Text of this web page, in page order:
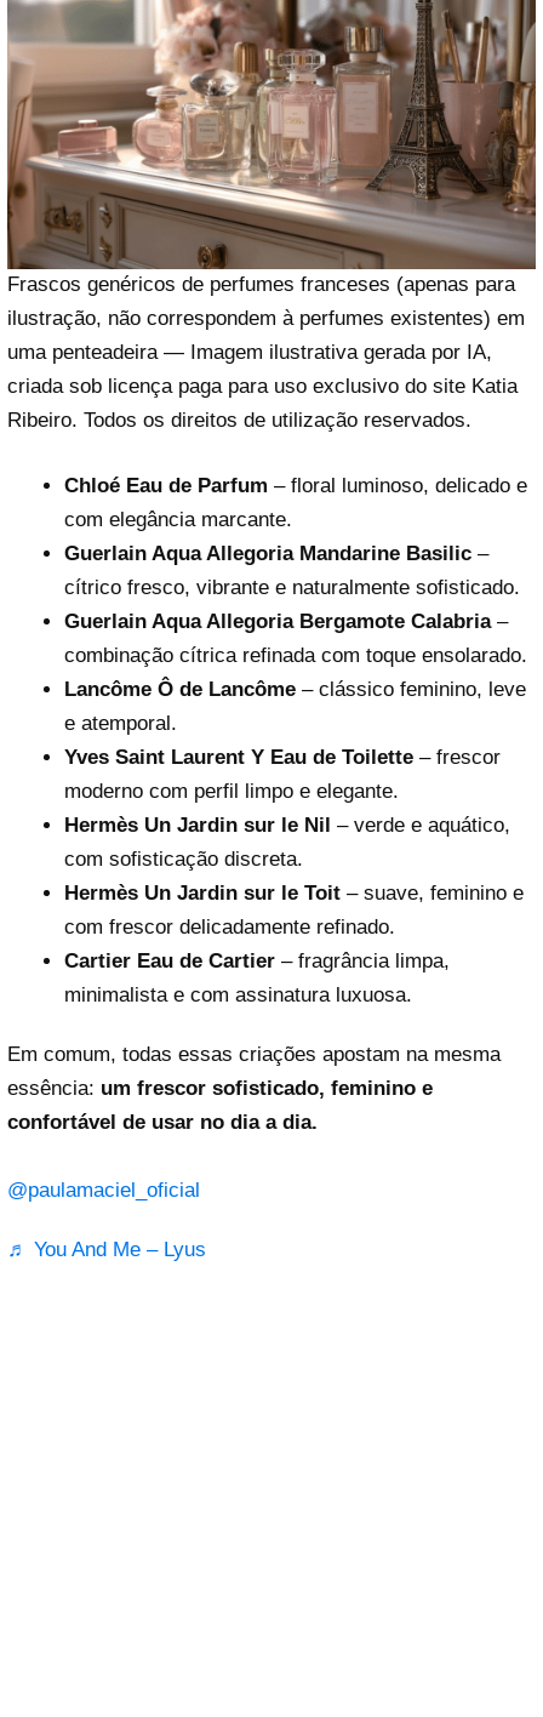
Reproduzir vídeo
Frascos genéricos de perfumes franceses (apenas para
ilustração, não correspondem à perfumes existentes) em
uma penteadeira — Imagem ilustrativa gerada por IA,
criada sob licença paga para uso exclusivo do site Katia
Ribeiro. Todos os direitos de utilização reservados.
Chloé Eau de Parfum – floral luminoso, delicado e
com elegância marcante.
Guerlain Aqua Allegoria Mandarine Basilic–
cítrico fresco, vibrante e naturalmente sofisticado.
Guerlain Aqua Allegoria Bergamote Calabria–
combinação cítrica refinada com toque ensolarado.
Lancôme Ô de Lancôme– clássico feminino, leve
e atemporal.
Yves Saint Laurent Y Eau de Toilette– frescor
moderno com perfil limpo e elegante.
Hermès Un Jardin sur le Nil – verde e aquático,
com sofisticação discreta.
Hermès Un Jardin sur le Toit– suave, feminino e
com frescor delicadamente refinado.
Cartier Eau de Cartier– fragrância limpa,
minimalista e com assinatura luxuosa.
Em comum, todas essas criações apostam na mesma
essência: um frescor sofisticado, feminino e
confortável de usar no dia a dia.
@paulamaciel_oficial
♬ You And Me – Lyus